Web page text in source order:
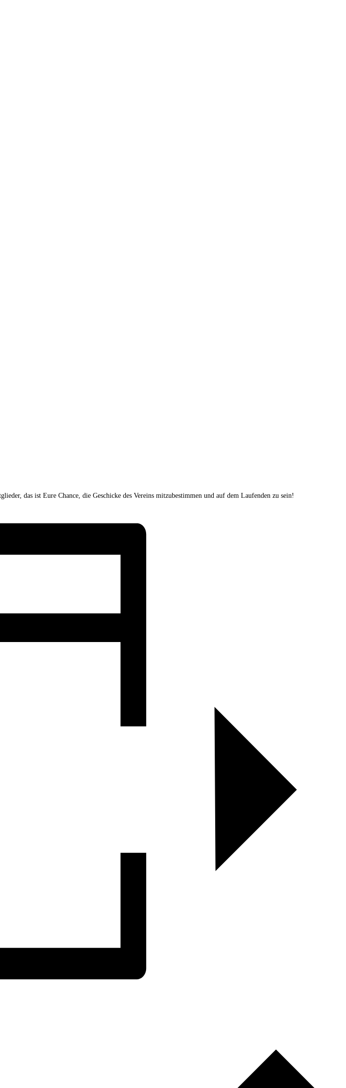
das ist Eure Chance, die Geschicke des Vereins mitzubestimmen und auf dem Laufenden zu sein!